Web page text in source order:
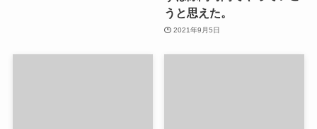
うと思えた。
2021年9月5日